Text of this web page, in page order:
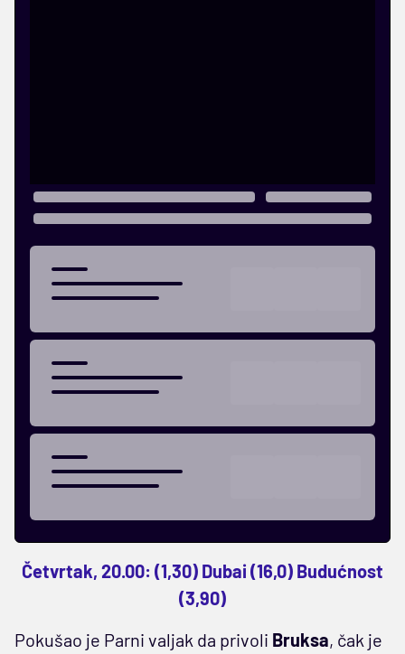
Četvrtak, 20.00: (1,30) Dubai (16,0) Budućnost
(3,90)
Pokušao je Parni valjak da privoli Bruksa, čak je